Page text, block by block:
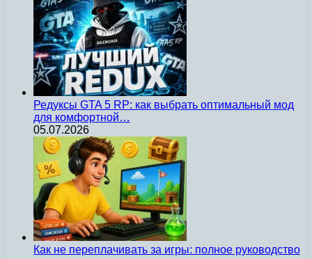
Редуксы GTA 5 RP: как выбрать оптимальный мод
для комфортной…
05.07.2026
Как не переплачивать за игры: полное руководство